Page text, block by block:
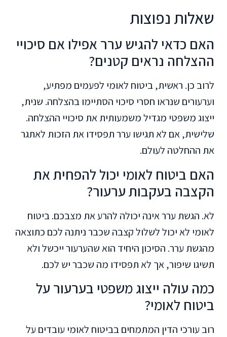
שאלות נפוצות
האם כדאי להגיש ערר אפילו אם סיכויי
ההצלחה נראים קטנים?
לרוב כן. ראשית, ביטוח לאומי לפעמים מפתיע,
וערעורים שנראו חסרי סיכוי הסתיימו בהצלחה. שנית,
ייצוג משפטי מגדיל משמעותית את סיכויי ההצלחה.
שלישית, אם לא תגישו ערר תפסידו את הזכות לאתגר
את ההחלטה לעולם.
האם ביטוח לאומי יכול להפחית את
הקצבה בעקבות ערעור?
לא. הגשת ערר אינה יכולה להרע את מצבכם. ביטוח
לאומי לא יכול לשלול קצבה שכבר ניתנה לכם כתוצאה
מהגשת ערר. הסיכון היחיד הוא שהערעור ייכשל ולא
תשיגו שיפור, אך לא תפסידו מה שכבר יש לכם.
כמה עולה ייצוג משפטי בערעור על
ביטוח לאומי?
רוב עורכי הדין המתמחים בביטוח לאומי עובדים על